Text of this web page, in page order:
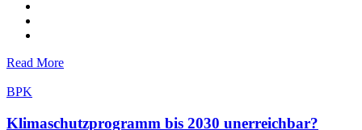
Read More
BPK
Klimaschutzprogramm bis 2030 unerreichbar?